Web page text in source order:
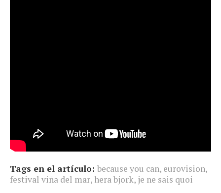
Tags en el artículo: because you can, eurovision,
festival viña del mar, hera bjork, je ne sais quoi